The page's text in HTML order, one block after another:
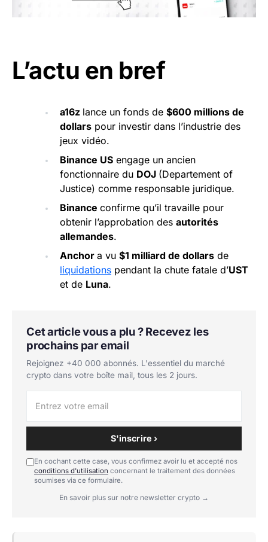
L’actu en bref
a16z lance un fonds de $600 millions de
dollars pour investir dans l’industrie des
jeux vidéo.
Binance US engage un ancien
fonctionnaire du DOJ (Departement of
Justice) comme responsable juridique.
Binance confirme qu’il travaille pour
obtenir l’approbation des autorités
allemandes.
Anchor a vu $1 milliard de dollars de
liquidations pendant la chute fatale d’UST
et de Luna.
Cet article vous a plu ? Recevez les
prochains par email
Rejoignez +40 000 abonnés. L'essentiel du marché
crypto dans votre boîte mail, tous les 2 jours.
S'inscrire ›
En cochant cette case, vous confirmez avoir lu et accepté nos
conditions d'utilisation concernant le traitement des données
soumises via ce formulaire.
En savoir plus sur notre newsletter crypto →